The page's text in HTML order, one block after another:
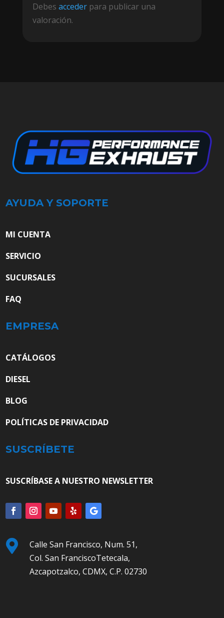
Debes accederpara publicar una
valoración.
AYUDA Y SOPORTE
MI CUENTA
SERVICIO
SUCURSALES
FAQ
EMPRESA
CATÁLOGOS
DIESEL
BLOG
POLÍTICAS DE PRIVACIDAD
SUSCRÍBETE
SUSCRÍBASE A NUESTRO NEWSLETTER

Calle San Francisco, Num. 51,
Col. San FranciscoTetecala,
Azcapotzalco, CDMX, C.P. 02730